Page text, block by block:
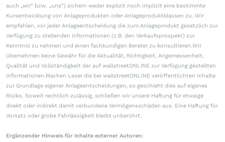
auch „wir“ bzw. „uns“) sichern weder explizit noch implizit eine bestimmte
Kursentwicklung von Anlageprodukten oder Anlageproduktklassen zu. Wir
empfehlen, vor jeder Anlageentscheidung die zum Anlageprodukt gesetzlich zur
Verfügung zu stellenden Informationen (z.B. den Verkaufsprospekt) zur
Kenntnis zu nehmen und einen fachkundigen Berater zu konsultieren.Wir
übernehmen keine Gewähr für die Aktualität, Richtigkeit, Angemessenheit,
Qualität und Vollständigkeit der auf wallstreetONLINE zur Verfügung gestellten
Informationen.Machen Leser die bei wallstreetONLINE veröffentlichten Inhalte
zur Grundlage eigener Anlageentscheidungen, so geschieht dies auf eigenes
Risiko. Soweit rechtlich zulässig, schließen wir unsere Haftung für etwaige
direkt oder indirekt damit verbundene Vermögensschäden aus. Eine Haftung für
Vorsatz oder grobe Fahrlässigkeit bleibt unberührt.
Ergänzender Hinweis für Inhalte externer Autoren: